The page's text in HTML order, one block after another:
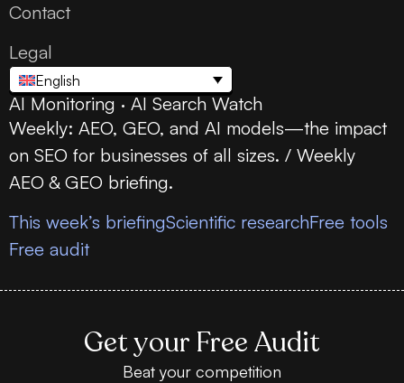
Contact
Legal
English
AI Monitoring · AI Search Watch
Weekly: AEO, GEO, and AI models—the impact
on SEO for businesses of all sizes. / Weekly
AEO & GEO briefing.
This week’s briefingScientific researchFree tools
Free audit
Get your Free Audit
Beat your competition